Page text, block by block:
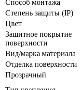
Способ монтажа
Степень защиты (IP)
Цвет
Защитное покрытие
поверхности
Вид/марка материала
Отделка поверхности
Прозрачный